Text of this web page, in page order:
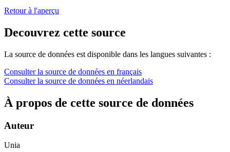
Retour à l'aperçu
Decouvrez cette source
La source de données est disponible dans les langues suivantes :
Consulter la source de données en français
Consulter la source de données en néerlandais
À propos de cette source de données
Auteur
Unia